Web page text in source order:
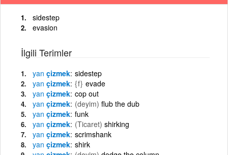
sidestep
evasion
İlgili Terimler
yan çizmek sidestep
yan çizmek {f} evade
yan çizmek cop out
yan çizmek (deyim) flub the dub
yan çizmek funk
yan çizmek (Ticaret) shirking
yan çizmek scrimshank
yan çizmek shirk